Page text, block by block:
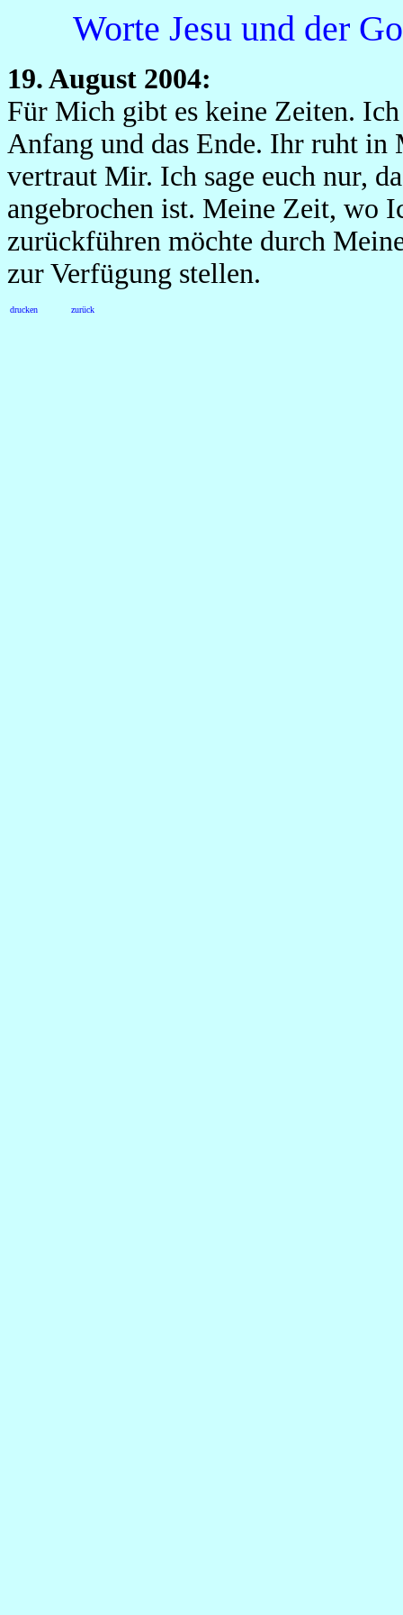
Worte Jesu und der
19. August 2004:
Für Mich gibt es keine Zeiten.
Anfang und das Ende. Ihr ruht in
vertraut Mir. Ich sage euch nur,
angebrochen ist. Meine Zeit, wo
zurückführen möchte durch
zur Verfügung stellen.
drucken zurück